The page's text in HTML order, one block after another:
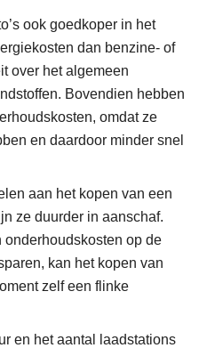
ook goedkoper in het
dan benzine- of
over het algemeen
Bovendien hebben
omdat ze
en daardoor minder snel
aan het kopen van een
ze duurder in aanschaf.
op de
kan het kopen van
zelf een flinke
en het aantal laadstations